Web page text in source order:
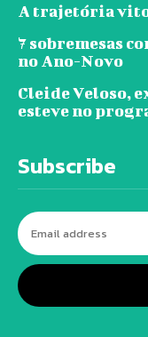
A trajetória
7 sobremesas
no Ano-Novo
Cleide Veloso,
esteve no
Subscribe